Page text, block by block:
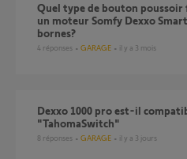
Quel type de bouton poussoir filaire puis-je installer sur
un moteur Somfy Dexxo
bornes?
4 réponses GARAGE il y a 3 mois
dexxo 1000 pro est-il compatible "HomeKit" ou
"TahomaSwitch"
8 réponses GARAGE il y a 3 jours